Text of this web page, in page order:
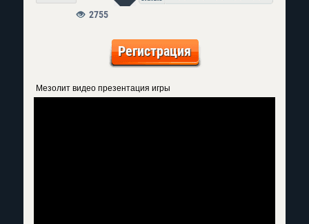
2755
Регистрация
Мезолит видео презентация игры